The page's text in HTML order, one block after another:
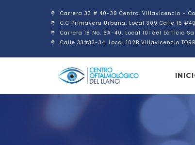
Carrera 33 # 40-39 Centro, Villavicencio –
C.C Primavera Urbana, Local 309 Calle 15
Carrera 18 No. 6A-40, Local 101 del Edificio
Calle 33#33-34. Local 102B Villavicencio